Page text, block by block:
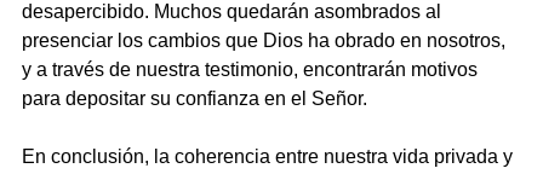
desapercibido. Muchos quedarán asombrados al
presenciar los cambios que Dios ha obrado en nosotros,
y a través de nuestra testimonio, encontrarán motivos
para depositar su confianza en el Señor.
En conclusión, la coherencia entre nuestra vida privada y